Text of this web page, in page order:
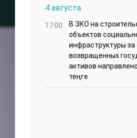
4 августа
17:00
В ЗКО на
объектов
инфраструктуры за
возвращенных
активов
теңге